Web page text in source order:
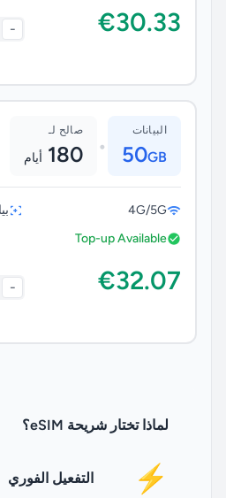
€30.33
-
البيانات
50GB
•
صالح لـ
180 أيام
4G/5G
Top-up Available
€32.07
-
لماذا تختار شريحة eSIM؟
⚡ التفعيل الفوري